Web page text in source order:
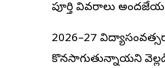
పూర్తి వివరాలు
2026–27
కొనసాగుతున్నాయని